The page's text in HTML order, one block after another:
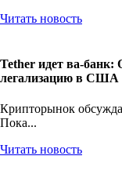
Читать новость
Tether идет ва-банк:
легализацию в США
Крипторынок
Пока...
Читать новость